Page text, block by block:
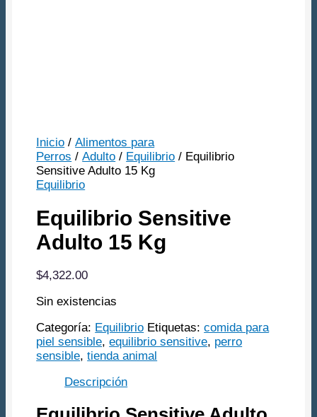
Inicio /Alimentos para
Perros /Adulto / Equilibrio / Equilibrio
Sensitive Adulto 15 Kg
Equilibrio
Equilibrio Sensitive
Adulto 15 Kg
$4,322.00
Sin existencias
Categoría: Equilibrio Etiquetas:comida para
piel sensible,equilibrio sensitive, perro
sensible,tienda animal
Descripción